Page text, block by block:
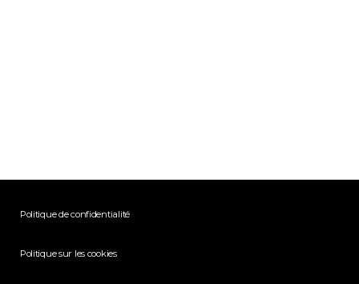
Politique de confidentialité
Politique sur les cookies